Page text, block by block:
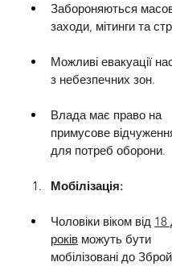
Забороняються
заходи, мітинги та
Можливі евакуації
з небезпечних зон.
Влада має право на
примусове
для потреб оборони.
Мобілізація:
Чоловіки віком від 18
років можуть бути
мобілізовані до